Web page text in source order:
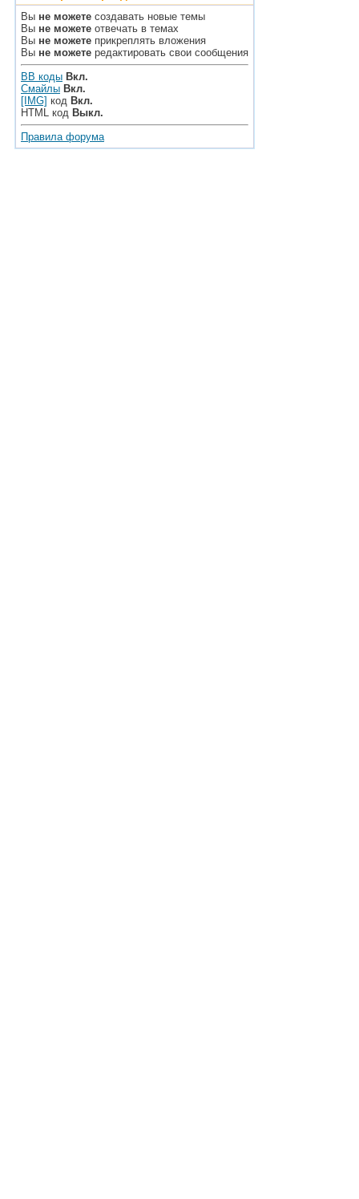
Вы не можете создавать новые темы
Вы не можете отвечать в темах
Вы не можете прикреплять вложения
Вы не можете редактировать свои сообщения
BB коды Вкл.
Смайлы Вкл.
[IMG] код Вкл.
HTML код Выкл.
Правила форума